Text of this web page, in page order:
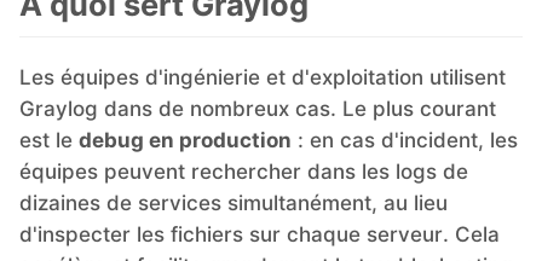
Prometheus
Python
Les équipes d'ingénierie et d'exploitation utilisent
Graylog dans de nombreux cas. Le plus courant
est le debug en production : en cas d'incident, les
équipes peuvent rechercher dans les logs de
dizaines de services simultanément, au lieu
d'inspecter les fichiers sur chaque serveur. Cela